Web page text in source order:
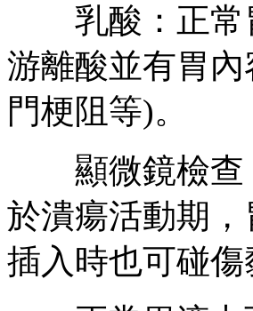
乳酸：正常
游離酸並有胃
門梗阻等)。
顯微鏡檢查
於潰瘍活動期
插入時也可碰